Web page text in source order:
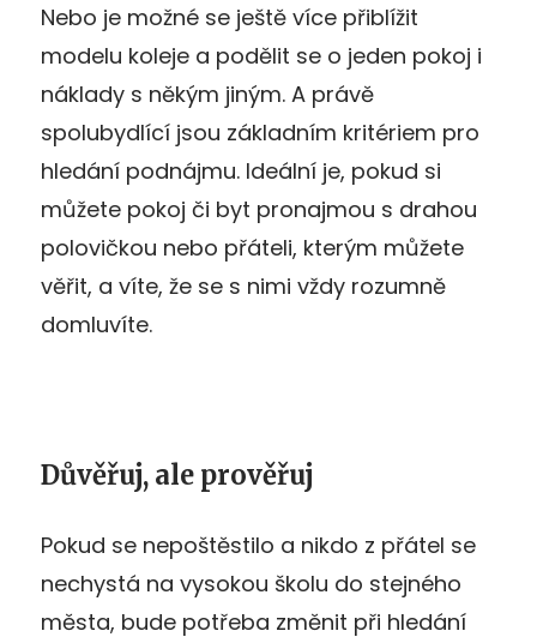
Nebo je možné se ještě více přiblížit
modelu koleje a podělit se o jeden pokoj i
náklady s někým jiným. A právě
spolubydlící jsou základním kritériem pro
hledání podnájmu. Ideální je, pokud si
můžete pokoj či byt pronajmou s drahou
polovičkou nebo přáteli, kterým můžete
věřit, a víte, že se s nimi vždy rozumně
domluvíte.
Důvěřuj, ale prověřuj
Pokud se nepoštěstilo a nikdo z přátel se
nechystá na vysokou školu do stejného
města, bude potřeba změnit při hledání